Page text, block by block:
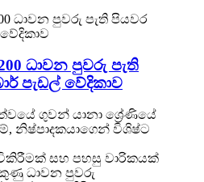
ධාවන පුවරු පැති
පැඩල් වේදිකාව
ගුවන් යානා ශ්‍රේණියේ
නිෂ්පාදකයාගෙන් විශිෂ්ට
සහ පහසු වාරිකයක්
ධාවන පුවරු